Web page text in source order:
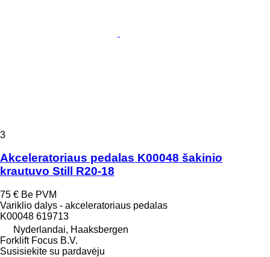
3
Akceleratoriaus pedalas K00048 šakinio
krautuvo Still R20-18
75 € Be PVM
Variklio dalys - akceleratoriaus pedalas
K00048 619713
Nyderlandai, Haaksbergen
Forklift Focus B.V.
Susisiekite su pardavėju